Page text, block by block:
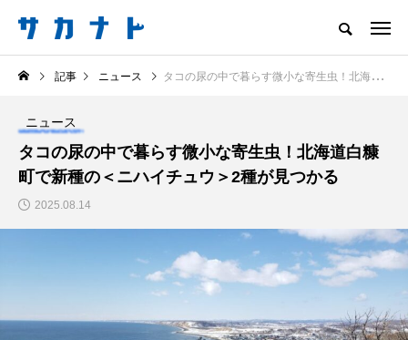
サカナをもっと好きになる
知る 食べる 楽しむ 創る
注目記事 サカナを知ろう
食べる
記事 ニュース タコの尿の中で暮らす微小な寄生虫！北海道白糠町で新種の＜ニハイチュウ＞2種が見つかる
ニュース
タコの尿の中で暮らす微小な寄生虫！北海道白糠
町で新種の＜ニハイチュウ＞2種が見つかる
2025.08.14